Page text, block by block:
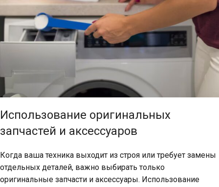
Использование оригинальных
запчастей и аксессуаров
Когда ваша техника выходит из строя или требует замены
отдельных деталей, важно выбирать только
оригинальные запчасти и аксессуары. Использование